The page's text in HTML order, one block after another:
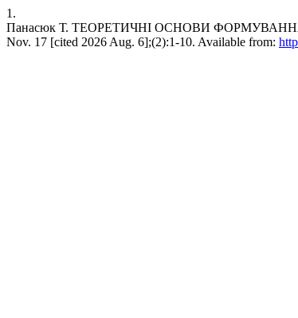
1.
Панасюк Т. ТЕОРЕТИЧНІ ОСНОВИ
Nov. 17 [cited 2026 Aug. 6];(2):1-10. Available from: